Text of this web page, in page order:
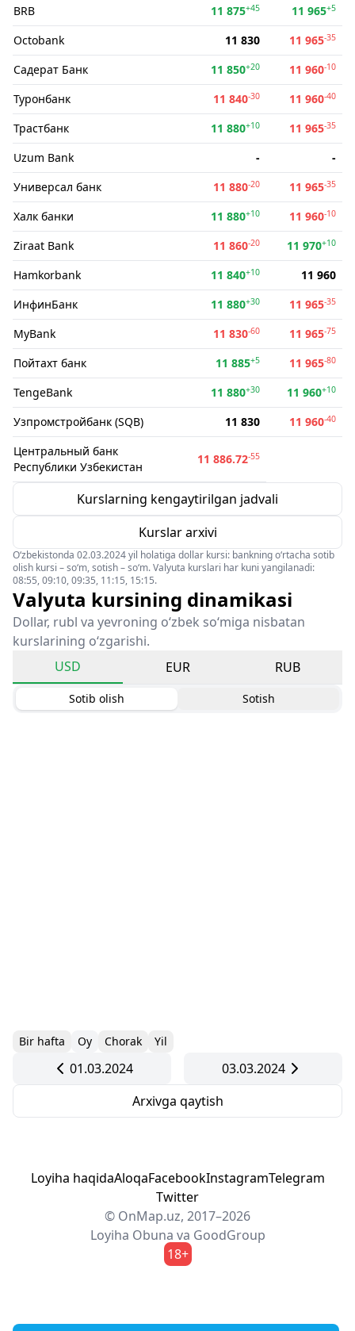
BRB 11 875+45 11 965+5
Octobank 11 830 11 965-35
Садерат Банк 11 850+20 11 960-10
Туронбанк 11 840-30 11 960-40
Трастбанк 11 880+10 11 965-35
Uzum Bank -
-
Универсал банк
11 880-20 11 965-35
Халк банки 11 880+10 11 960-10
Ziraat Bank 11 860-20 11 970+10
Hamkorbank 11 840+10
11 960
ИнфинБанк
11 880+30 11 965-35
MyBank 11 830-60 11 965-75
Пойтахт банк 11 885+5 11 965-80
TengeBank 11 880+30 11 960+10
Узпромстройбанк (SQB) 11 830 11 960-40
Центральный банк
Республики Узбекистан
11 886.72-55
Kurslarning kengaytirilgan jadvali
Kurslar arxivi
O‘zbekistonda 02.03.2024 yil holatiga dollar kursi: bankning o‘rtacha sotib
olish kursi – so‘m, sotish – so‘m. Valyuta kurslari har kuni yangilanadi:
08:55, 09:10, 09:35, 11:15, 15:15.
Valyuta kursining dinamikasi
Dollar, rubl va yevroning o‘zbek so‘miga nisbatan
kurslarining o‘zgarishi.
USD
EUR RUB
Sotib olish Sotish
Bir hafta Oy Chorak Yil
01.03.2024
03.03.2024
Arxivga qaytish
Loyiha haqidaAloqaFacebookInstagramTelegram
Twitter
© OnMap.uz, 2017–2026
Loyiha Obuna va GoodGroup
18+